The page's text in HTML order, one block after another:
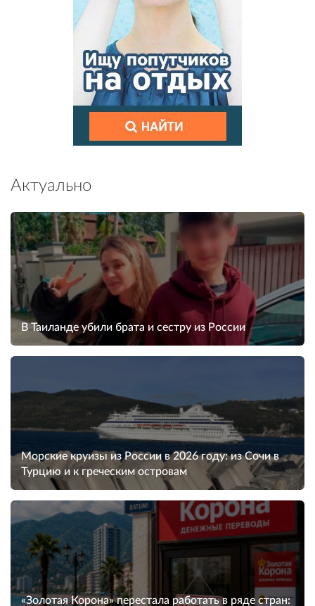
Актуально
В Таиланде убили брата и сестру из России
Морские круизы из России в 2026 году: из Сочи в
Турцию и к греческим островам
«Золотая Корона» перестала работать в ряде стран: